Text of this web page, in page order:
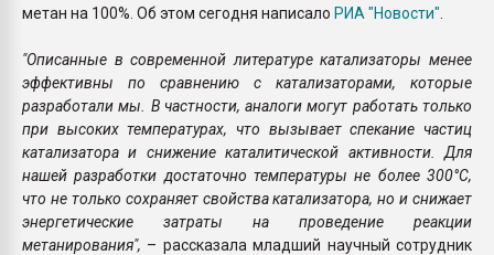
метан на 100%. Об этом сегодня написало РИА "Новости"
"Описанные в современной литературе катализаторы менее
эффективны по сравнению с катализаторами, которые
разработали мы. В частности, аналоги могут работать только
при высоких температурах, что вызывает спекание частиц
катализатора и снижение каталитической активности. Для
нашей разработки достаточно температуры не более 300°С,
что не только сохраняет свойства катализатора, но и снижает
энергетические затраты на проведение реакции
метанирования", – рассказала младший научный сотрудник